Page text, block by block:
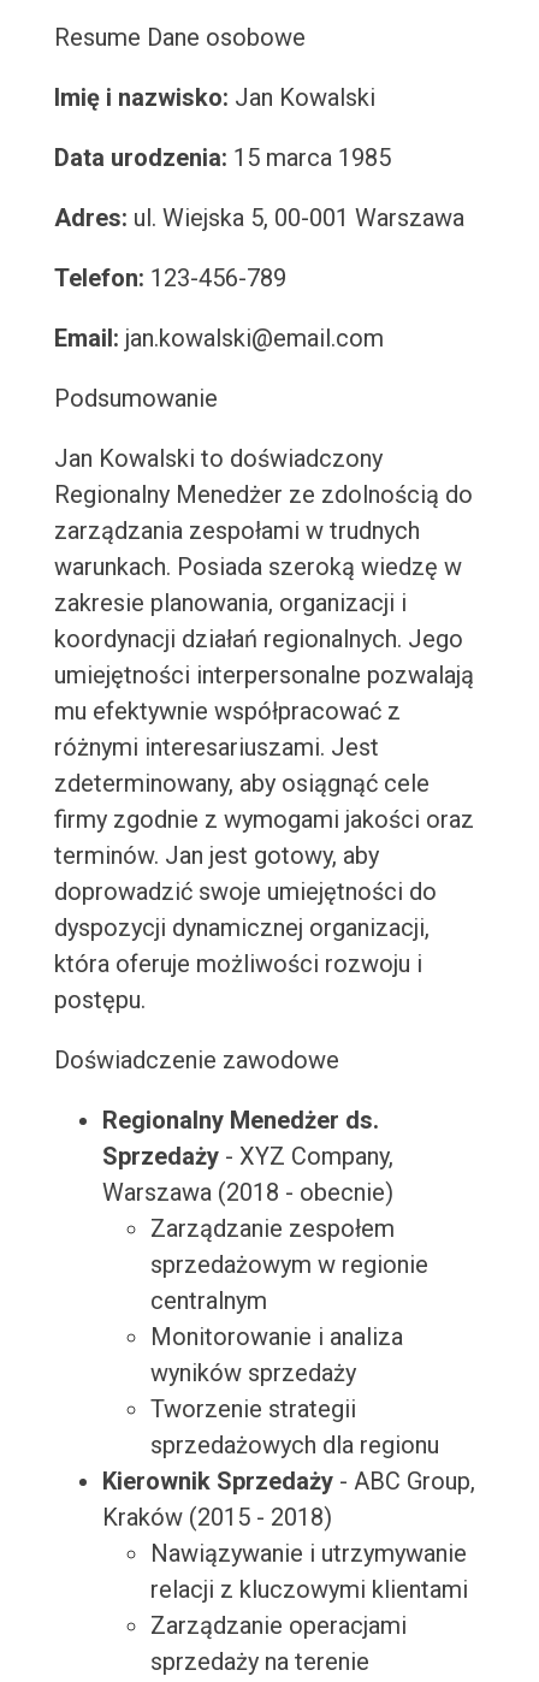
Resume Dane osobowe
Imię i nazwisko: Jan Kowalski
Data urodzenia: 15 marca 1985
Adres: ul. Wiejska 5, 00-001 Warszawa
Telefon: 123-456-789
Email: jan.kowalski@email.com
Podsumowanie
Jan Kowalski to doświadczony
Regionalny Menedżer ze zdolnością do
zarządzania zespołami w trudnych
warunkach. Posiada szeroką wiedzę w
zakresie planowania, organizacji i
koordynacji działań regionalnych. Jego
umiejętności interpersonalne pozwalają
mu efektywnie współpracować z
różnymi interesariuszami. Jest
zdeterminowany, aby osiągnąć cele
firmy zgodnie z wymogami jakości oraz
terminów. Jan jest gotowy, aby
doprowadzić swoje umiejętności do
dyspozycji dynamicznej organizacji,
która oferuje możliwości rozwoju i
postępu.
Doświadczenie zawodowe
Regionalny Menedżer ds.
Sprzedaży- XYZ Company,
Warszawa (2018 - obecnie)
Zarządzanie zespołem
sprzedażowym w regionie
centralnym
Monitorowanie i analiza
wyników sprzedaży
Tworzenie strategii
sprzedażowych dla regionu
Kierownik Sprzedaży- ABC Group,
Kraków (2015 - 2018)
Nawiązywanie i utrzymywanie
relacji z kluczowymi klientami
Zarządzanie operacjami
sprzedaży na terenie